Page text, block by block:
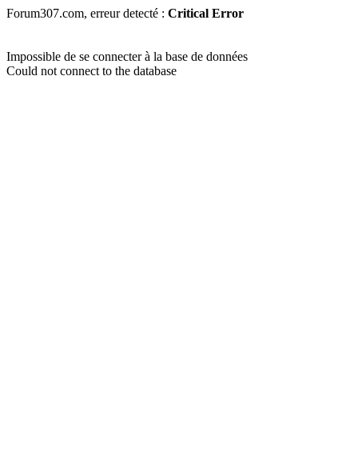
Forum307.com, erreur detecté : Critical Error
Impossible de se connecter à la base de données
Could not connect to the database